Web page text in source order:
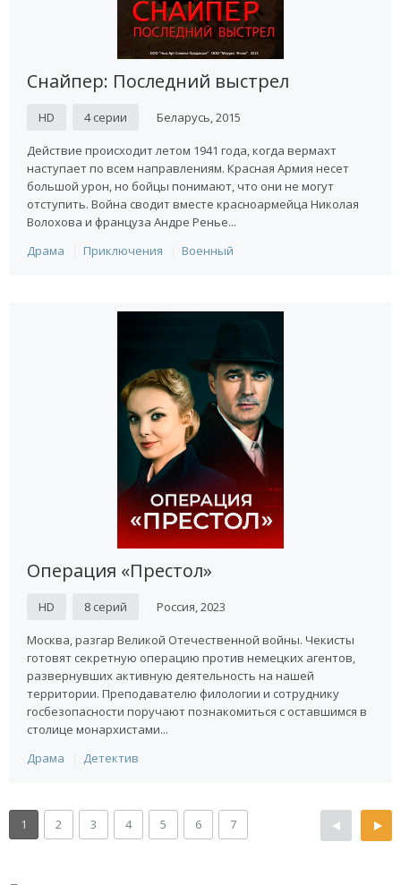
Снайпер: Последний выстрел
HD 4 серии Беларусь, 2015
Действие происходит летом 1941 года, когда вермахт
наступает по всем направлениям. Красная Армия несет
большой урон, но бойцы понимают, что они не могут
отступить. Война сводит вместе красноармейца Николая
Волохова и француза Андре Ренье...
Драма
Приключения Военный
Операция «Престол»
HD 8 серий Россия, 2023
Москва, разгар Великой Отечественной войны. Чекисты
готовят секретную операцию против немецких агентов,
развернувших активную деятельность на нашей
территории. Преподавателю филологии и сотруднику
госбезопасности поручают познакомиться с оставшимся в
столице монархистами...
Драма
Детектив
1 2 3 4 5 6 7